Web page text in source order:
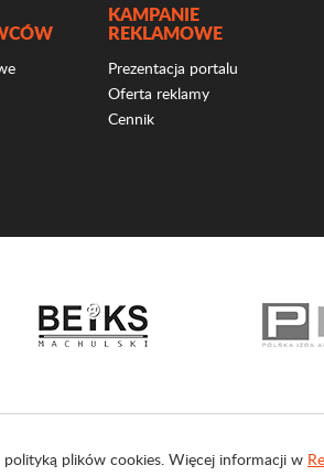
KAMPANIE
REKLAMOWE
Prezentacja portalu
Oferta reklamy
Cennik
polityką plików cookies. Więcej informacji w